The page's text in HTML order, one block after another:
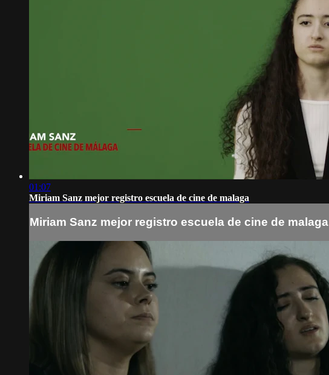
01:07
Miriam Sanz mejor registro escuela de cine de malaga
Miriam Sanz mejor registro escuela de cine de malaga